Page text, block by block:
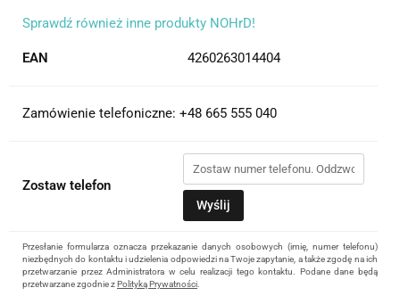
Sprawdź również inne produkty NOHrD!
EAN 4260263014404
Zamówienie telefoniczne: +48 665 555 040
Zostaw telefon
Wyślij
Przesłanie formularza oznacza przekazanie danych osobowych (imię, numer telefonu)
niezbędnych do kontaktu i udzielenia odpowiedzi na Twoje zapytanie, a także zgodę na ich
przetwarzanie przez Administratora w celu realizacji tego kontaktu. Podane dane będą
przetwarzane zgodnie zPolityką Prywatności